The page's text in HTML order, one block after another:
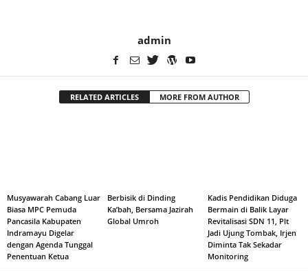
admin
RELATED ARTICLES MORE FROM AUTHOR
Musyawarah Cabang Luar
Biasa MPC Pemuda
Pancasila Kabupaten
Indramayu Digelar
dengan Agenda Tunggal
Penentuan Ketua
Berbisik di Dinding
Ka’bah, Bersama Jazirah
Global Umroh
Kadis Pendidikan Diduga
Bermain di Balik Layar
Revitalisasi SDN 11, Plt
Jadi Ujung Tombak, Irjen
Diminta Tak Sekadar
Monitoring